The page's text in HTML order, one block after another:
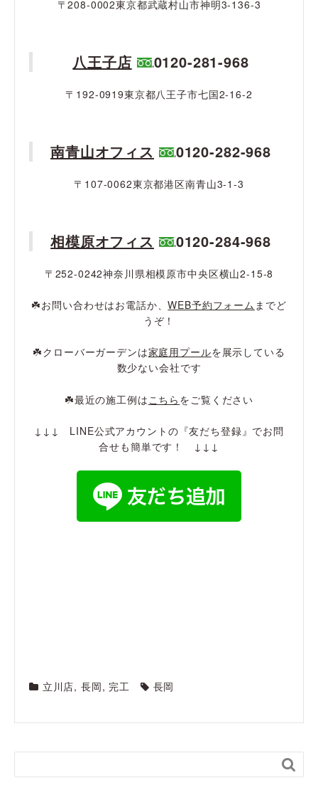
〒208-0002東京都武蔵村山市神明3-136-3
八王子店 0120-281-968
〒192-0919東京都八王子市七国2-16-2
南青山オフィス 0120-282-968
〒107-0062東京都港区南青山3-1-3
相模原オフィス 0120-284-968
〒252-0242神奈川県相模原市中央区横山2-15-8
☘️お問い合わせはお電話か、WEB予約フォーム までど
うぞ！
☘️クローバーガーデンは家庭用プールを展示している
数少ない会社です
☘️最近の施工例は こちら をご覧ください
↓↓↓ LINE公式アカウントの『友だち登録』でお問
合せも簡単です！ ↓↓↓
立川店, 長岡, 完工 長岡
